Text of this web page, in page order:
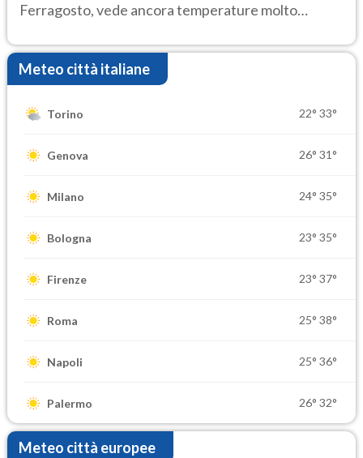
Ferragosto, vede ancora temperature molto
Meteo città italiane
Torino 22° 33°
Genova 26° 31°
Milano 24° 35°
Bologna 23° 35°
Firenze 23° 37°
Roma 25° 38°
Napoli 25° 36°
Palermo 26° 32°
Meteo città europee